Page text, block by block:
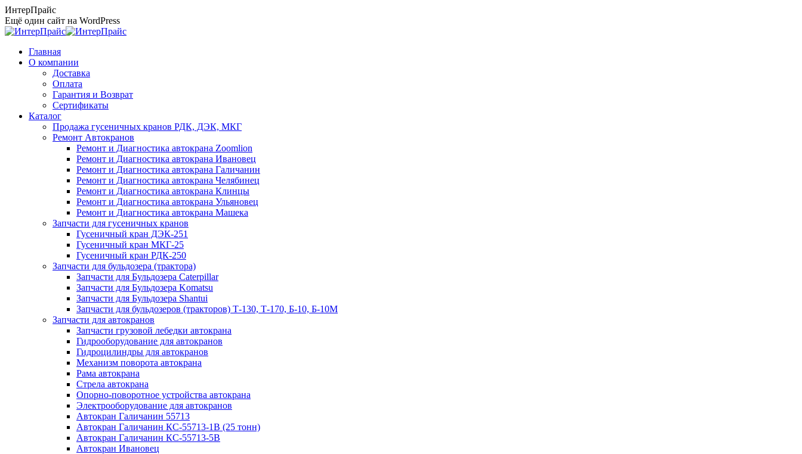
Перейти
к
содержанию
ИнтерПрайс
Ещё один сайт на WordPress
Главная
О компании
Доставка
Оплата
Гарантия и Возврат
Сертификаты
Каталог
Продажа гусеничных кранов РДК, ДЭК, МКГ
Ремонт Автокранов
Ремонт и Диагностика автокрана Zoomlion
Ремонт и Диагностика автокрана Ивановец
Ремонт и Диагностика автокрана Галичанин
Ремонт и Диагностика автокрана Челябинец
Ремонт и Диагностика автокрана Клинцы
Ремонт и Диагностика автокрана Ульяновец
Ремонт и Диагностика автокрана Машека
Запчасти для гусеничных кранов
Гусеничный кран ДЭК-251
Гусеничный кран МКГ-25
Гусеничный кран РДК-250
Запчасти для бульдозера (трактора)
Запчасти для Бульдозера Caterpillar
Запчасти для Бульдозера Komatsu
Запчасти для Бульдозера Shantui
Запчасти для бульдозеров (тракторов) Т-130, Т-170, Б-10, Б-10М
Запчасти для автокранов
Запчасти грузовой лебедки автокрана
Гидрооборудование для автокранов
Гидроцилиндры для автокранов
Механизм поворота автокрана
Рама автокрана
Стрела автокрана
Опорно-поворотное устройства автокрана
Электрооборудование для автокранов
Автокран Галичанин 55713
Автокран Галичанин КС-55713-1В (25 тонн)
Автокран Галичанин КС-55713-5В
Автокран Ивановец